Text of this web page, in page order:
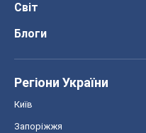
Світ
Блоги
Регіони України
Київ
Запоріжжя